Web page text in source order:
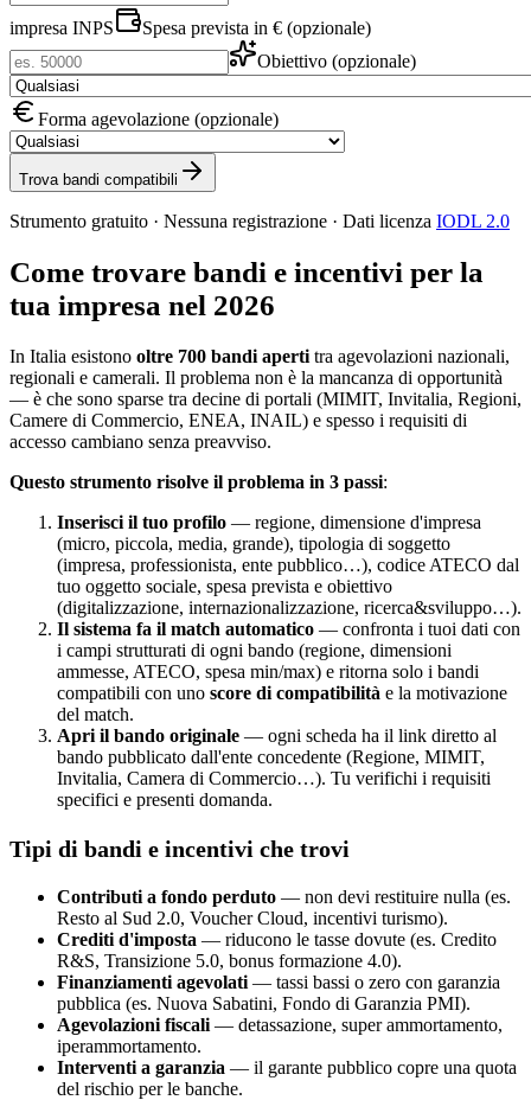
impresa INPS
Spesa prevista in € (opzionale)
Obiettivo (opzionale)
Forma agevolazione (opzionale)
Trova bandi compatibili
Strumento gratuito · Nessuna registrazione · Dati licenza IODL 2.0
Come trovare bandi e incentivi per la
tua impresa nel 2026
In Italia esistono oltre 700 bandi aperti tra agevolazioni nazionali,
regionali e camerali. Il problema non è la mancanza di opportunità
— è che sono sparse tra decine di portali (MIMIT, Invitalia, Regioni,
Camere di Commercio, ENEA, INAIL) e spesso i requisiti di
accesso cambiano senza preavviso.
Questo strumento risolve il problema in 3 passi:
Inserisci il tuo profilo — regione, dimensione d'impresa
(micro, piccola, media, grande), tipologia di soggetto
(impresa, professionista, ente pubblico…), codice ATECO dal
tuo oggetto sociale, spesa prevista e obiettivo
(digitalizzazione, internazionalizzazione, ricerca&sviluppo…).
Il sistema fa il match automatico — confronta i tuoi dati con
i campi strutturati di ogni bando (regione, dimensioni
ammesse, ATECO, spesa min/max) e ritorna solo i bandi
compatibili con uno score di compatibilità e la motivazione
del match.
Apri il bando originale — ogni scheda ha il link diretto al
bando pubblicato dall'ente concedente (Regione, MIMIT,
Invitalia, Camera di Commercio…). Tu verifichi i requisiti
specifici e presenti domanda.
Tipi di bandi e incentivi che trovi
Contributi a fondo perduto — non devi restituire nulla (es.
Resto al Sud 2.0, Voucher Cloud, incentivi turismo).
Crediti d'imposta — riducono le tasse dovute (es. Credito
R&S, Transizione 5.0, bonus formazione 4.0).
Finanziamenti agevolati — tassi bassi o zero con garanzia
pubblica (es. Nuova Sabatini, Fondo di Garanzia PMI).
Agevolazioni fiscali — detassazione, super ammortamento,
iperammortamento.
Interventi a garanzia — il garante pubblico copre una quota
del rischio per le banche.